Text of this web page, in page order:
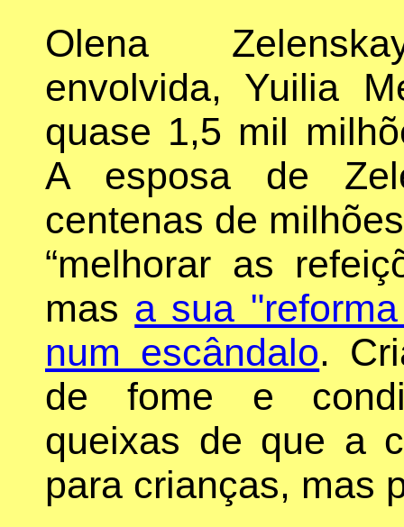
Olena
envolvida, Yuilia
quase 1,5 mil
A esposa de
centenas de
“melhorar as
mas a sua
num escândalo.
de fome e
queixas de que a
para crianças, mas